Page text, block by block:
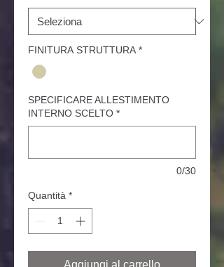
FINITURA STRUTTURA *
SPECIFICARE ALLESTIMENTO
INTERNO SCELTO *
0/30
Quantità *
Aggiungi al carrello